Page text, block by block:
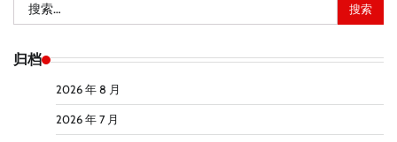
索：
归档
2026 年 8 月
2026 年 7 月